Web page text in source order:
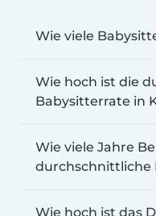
Wie viele
Wie hoch ist die
Babysitterrate in
Wie viele Jahre
durchschnittliche
Wie hoch ist das